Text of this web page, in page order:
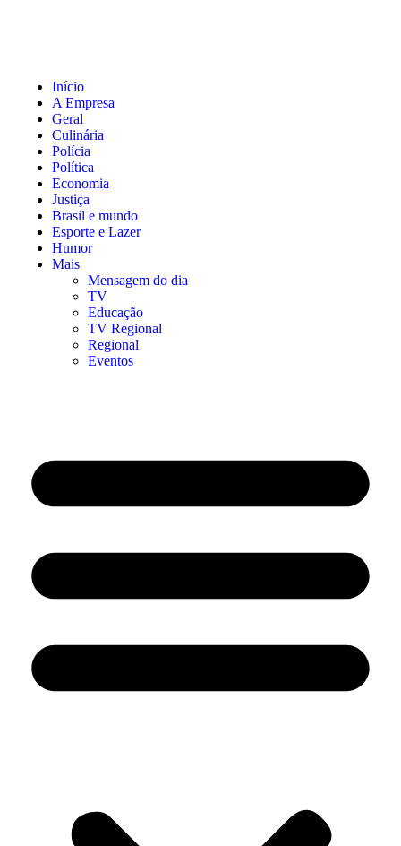
Início
A Empresa
Geral
Culinária
Polícia
Política
Economia
Justiça
Brasil e mundo
Esporte e Lazer
Humor
Mais
Mensagem do dia
TV
Educação
TV Regional
Regional
Eventos